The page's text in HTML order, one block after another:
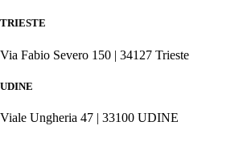
TRIESTE
Via Fabio Severo 150 | 34127 Trieste
UDINE
Viale Ungheria 47 | 33100 UDINE